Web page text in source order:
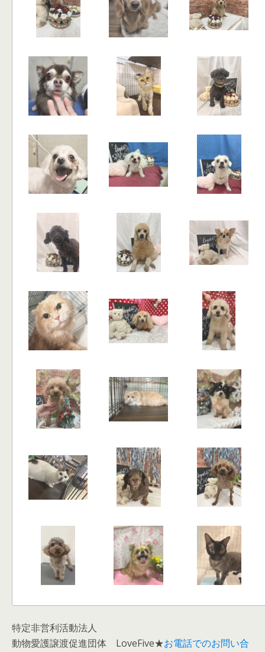
特定非営利活動法人
動物愛護譲渡促進団体 LoveFive★お電話でのお問い合